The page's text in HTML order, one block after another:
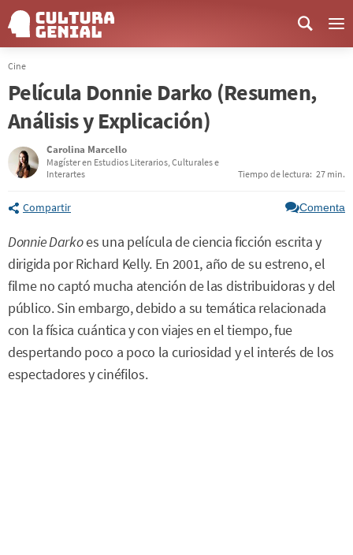
Cine
Película Donnie Darko (Resumen,
Análisis y Explicación)
Carolina Marcello
Magíster en Estudios Literarios, Culturales e
Interartes
Tiempo de lectura: 27 min.
Compartir Comenta
Donnie Darkoes una película de ciencia ficción escrita y
dirigida por Richard Kelly. En 2001, año de su estreno, el
filme no captó mucha atención de las distribuidoras y del
público. Sin embargo, debido a su temática relacionada
con la física cuántica y con viajes en el tiempo, fue
despertando poco a poco la curiosidad y el interés de los
espectadores y cinéfilos.